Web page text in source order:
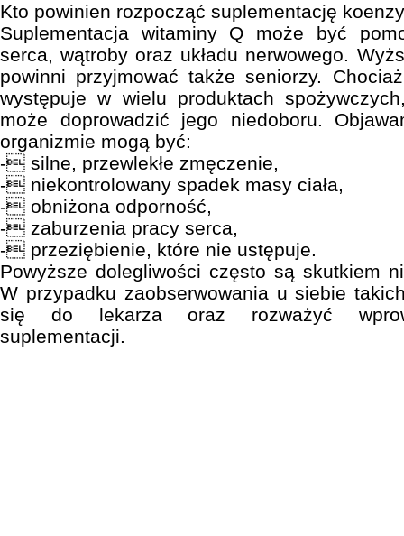
Kto powinien rozpocząć suplementację
Suplementacja witaminy Q może być
serca, wątroby oraz układu nerwowego.
powinni przyjmować także seniorzy.
występuje w wielu produktach
może doprowadzić jego niedoboru.
organizmie mogą być:
- silne, przewlekłe zmęczenie,
- niekontrolowany spadek masy ciała,
- obniżona odporność,
- zaburzenia pracy serca,
- przeziębienie, które nie ustępuje.
Powyższe dolegliwości często są skutkiem
W przypadku zaobserwowania u siebie
się do lekarza oraz rozważyć
suplementacji.